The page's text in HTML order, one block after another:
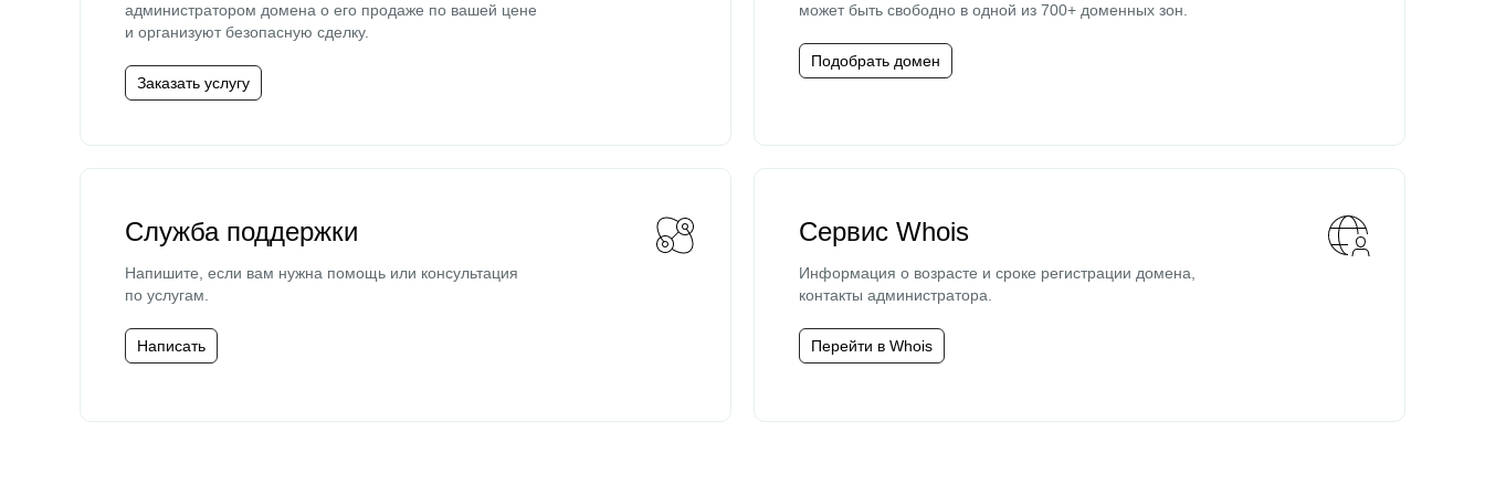
администратором домена о его продаже по вашей цене
и организуют безопасную сделку.
Заказать услугу
может быть свободно в одной из 700+ доменных зон.
Подобрать домен
Служба поддержки
Напишите, если вам нужна помощь или консультация
по услугам.
Написать
Сервис Whois
Информация о возрасте и сроке регистрации домена,
контакты администратора.
Перейти в Whois